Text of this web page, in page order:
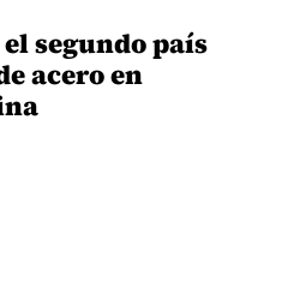
segundo país
acero en